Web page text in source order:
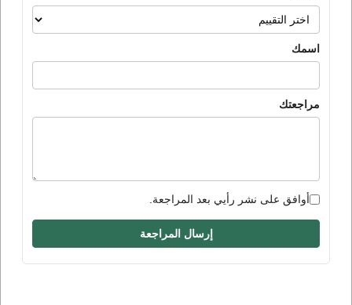
اسمك
مراجعتك
أوافق على نشر رأيي بعد المراجعة.
إرسال المراجعة